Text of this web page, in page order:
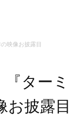
映像お披露目
ターミ
お披露目